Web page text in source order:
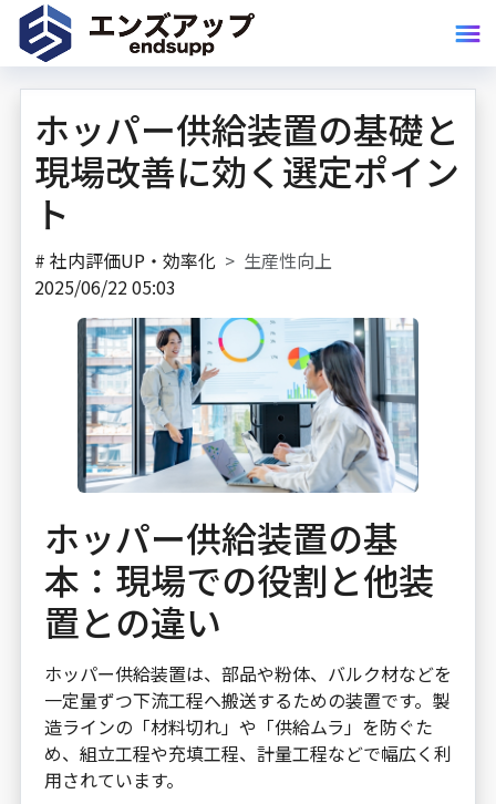
ホッパー供給装置の基礎と
現場改善に効く選定ポイン
ト
#社内評価UP・効率化
生産性向上
2025/06/22 05:03
ホッパー供給装置の基
本：現場での役割と他装
置との違い
ホッパー供給装置は、部品や粉体、バルク材などを
一定量ずつ下流工程へ搬送するための装置です。製
造ラインの「材料切れ」や「供給ムラ」を防ぐた
め、組立工程や充填工程、計量工程などで幅広く利
用されています。